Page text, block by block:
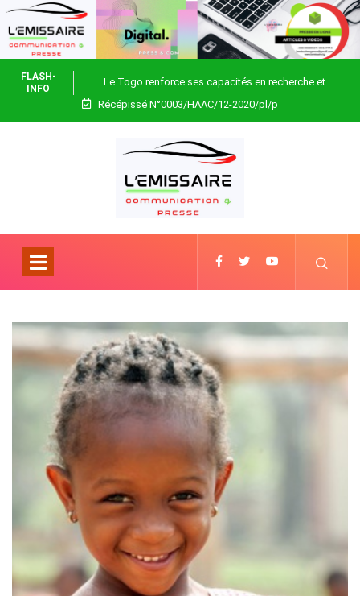
FLASH-
INFO
Le Togo renforce ses capacités en recherche et
biotechnologie
Récépissé N°0003/HAAC/12-2020/pl/p